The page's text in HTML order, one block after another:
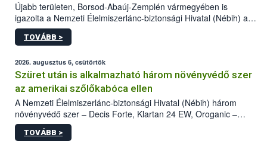
Újabb területen, Borsod-Abaúj-Zemplén vármegyében is
igazolta a Nemzeti Élelmiszerlánc-biztonsági Hivatal (Nébih) a
kőrisrontó karcsúdíszbogár (Agrilus planipennis) jelenlétét. A
kártevőt nem csak színcsapdában találták meg, de már fertőzött
az intenzív felderítést, emellett az intézkedéseket a szlovák
hatósággal is összehangolják a terjedés megállítása érdekében.
TOVÁBB >
2026. augusztus 6, csütörtök
Szüret után is alkalmazható három növényvédő szer
az amerikai szőlőkabóca ellen
A Nemzeti Élelmiszerlánc-biztonsági Hivatal (Nébih) három
növényvédő szer – Decis Forte, Klartan 24 EW, Oroganic –
engedélyokiratát módosította, így azok a szüretet követően,
egészen a vesszőérettség (BBCH 91) stádiumáig
TOVÁBB >